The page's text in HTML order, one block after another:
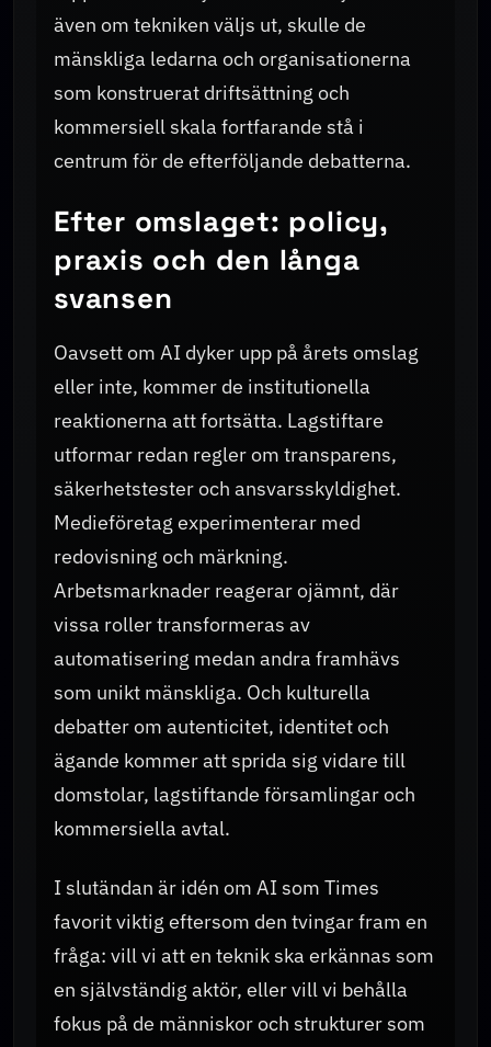
även om tekniken väljs ut, skulle de
mänskliga ledarna och organisationerna
som konstruerat driftsättning och
kommersiell skala fortfarande stå i
centrum för de efterföljande debatterna.
Efter omslaget: policy,
praxis och den långa
svansen
Oavsett om AI dyker upp på årets omslag
eller inte, kommer de institutionella
reaktionerna att fortsätta. Lagstiftare
utformar redan regler om transparens,
säkerhetstester och ansvarsskyldighet.
Medieföretag experimenterar med
redovisning och märkning.
Arbetsmarknader reagerar ojämnt, där
vissa roller transformeras av
automatisering medan andra framhävs
som unikt mänskliga. Och kulturella
debatter om autenticitet, identitet och
ägande kommer att sprida sig vidare till
domstolar, lagstiftande församlingar och
kommersiella avtal.
I slutändan är idén om AI som Times
favorit viktig eftersom den tvingar fram en
fråga: vill vi att en teknik ska erkännas som
en självständig aktör, eller vill vi behålla
fokus på de människor och strukturer som